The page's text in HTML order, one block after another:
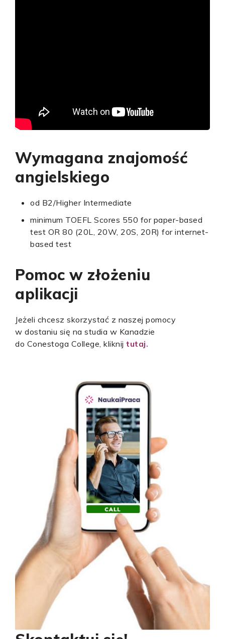
Wymagana znajomość
angielskiego
od B2/Higher Intermediate
minimum TOEFL Scores 550 for paper-based
test OR 80 (20L, 20W, 20S, 20R) for internet-
based test
Pomoc w złożeniu
aplikacji
Jeżeli chcesz skorzystać z naszej pomocy
w dostaniu się na studia w Kanadzie
do Conestoga College, kliknij tutaj.